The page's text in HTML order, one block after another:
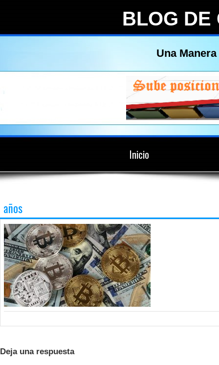
BLOG DE
Una
Inicio
años
Deja una respuesta